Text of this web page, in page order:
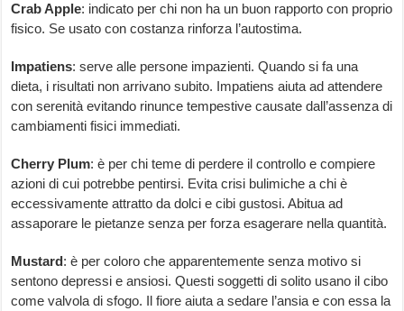
Crab Apple: indicato per chi non ha un buon rapporto con proprio
fisico. Se usato con costanza rinforza l’autostima.
Impatiens: serve alle persone impazienti. Quando si fa una
dieta, i risultati non arrivano subito. Impatiens aiuta ad attendere
con serenità evitando rinunce tempestive causate dall’assenza di
cambiamenti fisici immediati.
Cherry Plum: è per chi teme di perdere il controllo e compiere
azioni di cui potrebbe pentirsi. Evita crisi bulimiche a chi è
eccessivamente attratto da dolci e cibi gustosi. Abitua ad
assaporare le pietanze senza per forza esagerare nella quantità.
Mustard: è per coloro che apparentemente senza motivo si
sentono depressi e ansiosi. Questi soggetti di solito usano il cibo
come valvola di sfogo. Il fiore aiuta a sedare l’ansia e con essa la